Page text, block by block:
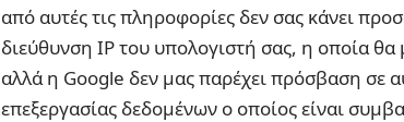
από αυτές τις πληροφορίες δεν σας κάνει
διεύθυνση IP του υπολογιστή σας, η οποία
αλλά η Google δεν μας παρέχει πρόσβαση σε
επεξεργασίας δεδομένων ο οποίος είναι